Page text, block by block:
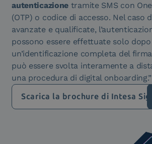
autenticazione tramite SMS con
(OTP) o codice di accesso. Nel caso
avanzate e qualificate,
possono essere effettuate solo dopo
un’identificazione completa del
può essere svolta interamente a
una procedura di digital onboarding.”
Scarica la brochure di Intesa Sign